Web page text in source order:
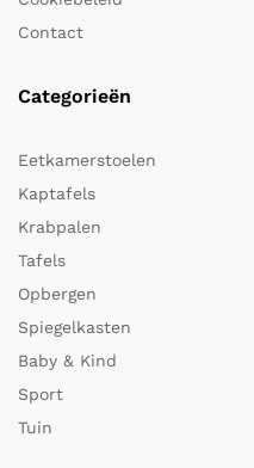
Contact
Categorieën
Eetkamerstoelen
Kaptafels
Krabpalen
Tafels
Opbergen
Spiegelkasten
Baby & Kind
Sport
Tuin